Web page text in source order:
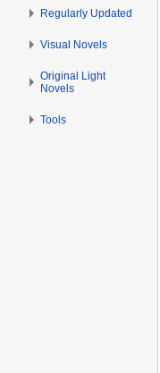
Regularly Updated
Visual Novels
Original Light
Novels
Tools